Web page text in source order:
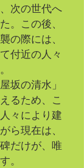
次の世代へ
。この後、
の際には、
付近の人々
坂の清水」
るため、こ
々により建
ら現在は、
だけが、唯
。